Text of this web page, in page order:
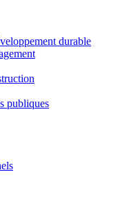
durable
publiques